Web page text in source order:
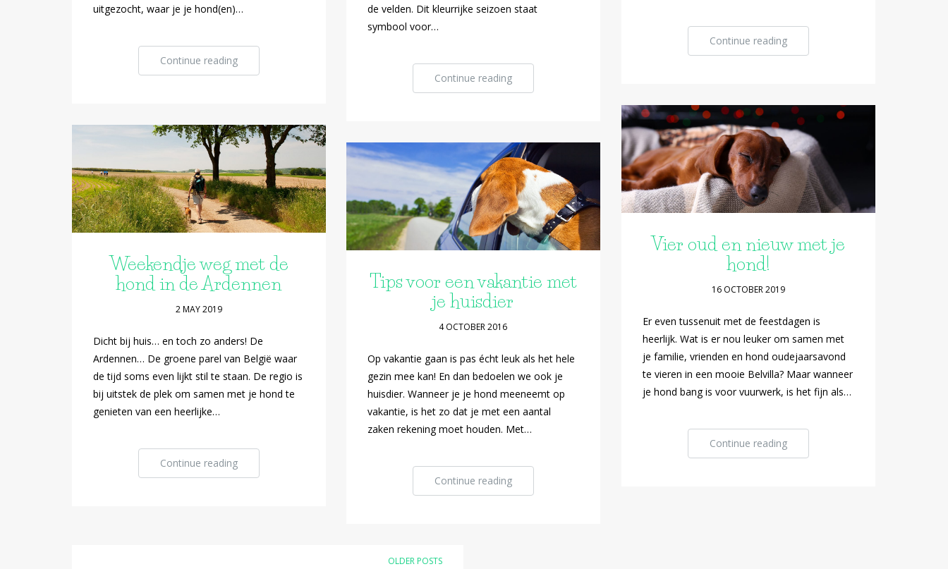
uitgezocht, waar je je hond(en)…
Continue reading
de velden. Dit kleurrijke seizoen staat
symbool voor…
Continue reading
Continue reading
Vier oud en nieuw met je
hond!
16 OCTOBER 2019
Er even tussenuit met de feestdagen is
heerlijk. Wat is er nou leuker om samen met
je familie, vrienden en hond oudejaarsavond
te vieren in een mooie Belvilla? Maar wanneer
je hond bang is voor vuurwerk, is het fijn als…
Continue reading
Weekendje weg met de
hond in de Ardennen
2 MAY 2019
Dicht bij huis… en toch zo anders! De
Ardennen… De groene parel van België waar
de tijd soms even lijkt stil te staan. De regio is
bij uitstek de plek om samen met je hond te
genieten van een heerlijke…
Continue reading
Tips voor een vakantie met
je huisdier
4 OCTOBER 2016
Op vakantie gaan is pas écht leuk als het hele
gezin mee kan! En dan bedoelen we ook je
huisdier. Wanneer je je hond meeneemt op
vakantie, is het zo dat je met een aantal
zaken rekening moet houden. Met…
Continue reading
OLDER POSTS